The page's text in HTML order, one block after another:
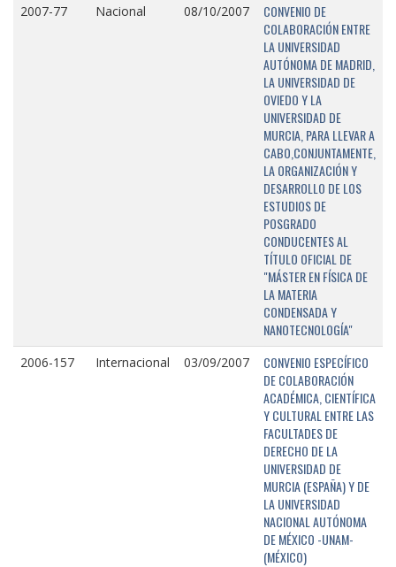
2007-77 Nacional 08/10/2007
CONVENIO DE
COLABORACIÓN ENTRE
LA UNIVERSIDAD
AUTÓNOMA DE MADRID,
LA UNIVERSIDAD DE
OVIEDO Y LA
UNIVERSIDAD DE
MURCIA, PARA LLEVAR A
CABO,CONJUNTAMENTE,
LA ORGANIZACIÓN Y
DESARROLLO DE LOS
ESTUDIOS DE
POSGRADO
CONDUCENTES AL
TÍTULO OFICIAL DE
"MÁSTER EN FÍSICA DE
LA MATERIA
CONDENSADA Y
NANOTECNOLOGÍA"
2006-157 Internacional 03/09/2007
CONVENIO ESPECÍFICO
DE COLABORACIÓN
ACADÉMICA, CIENTÍFICA
Y CULTURAL ENTRE LAS
FACULTADES DE
DERECHO DE LA
UNIVERSIDAD DE
MURCIA (ESPAÑA) Y DE
LA UNIVERSIDAD
NACIONAL AUTÓNOMA
DE MÉXICO -UNAM-
(MÉXICO)